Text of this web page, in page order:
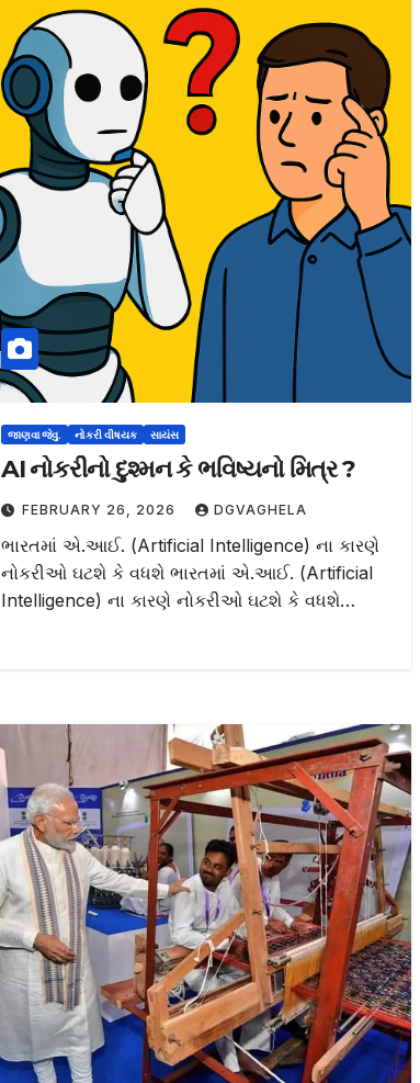
જાણવા જેવુ. નોકરી વીષયક સાયંસ
AI નોકરીનો દુશ્મન કે ભવિષ્યનો મિત્ર ?
FEBRUARY 26, 2026 DGVAGHELA
ભારતમાં એ.આઈ. (Artificial Intelligence) ના કારણે
નોકરીઓ ઘટશે કે વધશે ભારતમાં એ.આઈ. (Artificial
Intelligence) ના કારણે નોકરીઓ ઘટશે કે વધશે…